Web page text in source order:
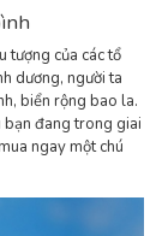
tượng của các tổ
dương, người ta
biển rộng bao la.
bạn đang trong giai
ngay một chú